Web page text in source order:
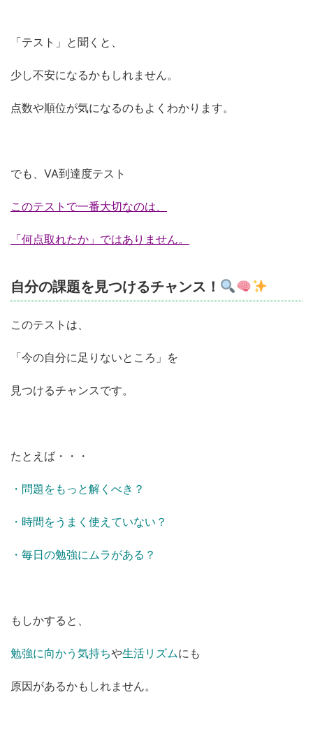
「テスト」と聞くと、
少し不安になるかもしれません。
点数や順位が気になるのもよくわかります。
でも、VA到達度テスト
このテストで一番大切なのは、
「何点取れたか」ではありません。
自分の課題を見つけるチャンス！
このテストは、
「今の自分に足りないところ」を
見つけるチャンスです。
たとえば・・・
・問題をもっと解くべき？
・時間をうまく使えていない？
・毎日の勉強にムラがある？
もしかすると、
勉強に向かう気持ちや生活リズムにも
原因があるかもしれません。